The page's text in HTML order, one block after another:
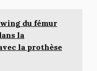
du fémur
la
la prothèse